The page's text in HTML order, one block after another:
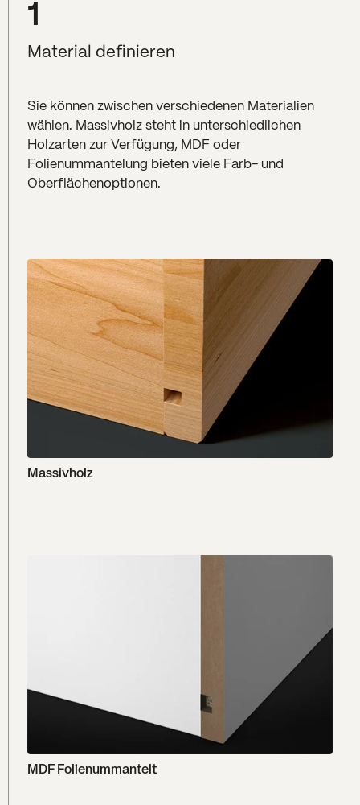
1
Material definieren
Sie können zwischen verschiedenen Materialien
wählen. Massivholz steht in unterschiedlichen
Holzarten zur Verfügung, MDF oder
Folienummantelung bieten viele Farb- und
Oberflächenoptionen.
Massivholz
MDF Folienummantelt